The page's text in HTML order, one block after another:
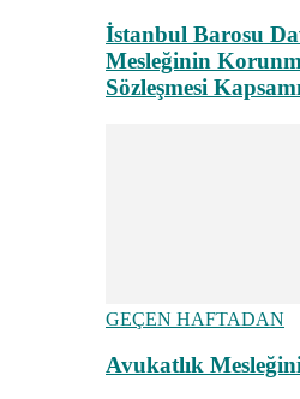
İstanbul Barosu
Mesleğinin
Sözleşmesi
GEÇEN HAFTADAN
Avukatlık